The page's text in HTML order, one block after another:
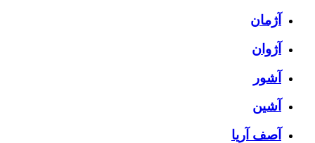
آژمان
آژوان
آشور
آشین
آصف آریا